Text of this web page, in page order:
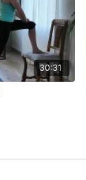
30:31